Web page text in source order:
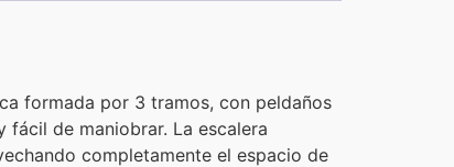
formada por 3 tramos, con peldaños
de maniobrar. La escalera
completamente el espacio de